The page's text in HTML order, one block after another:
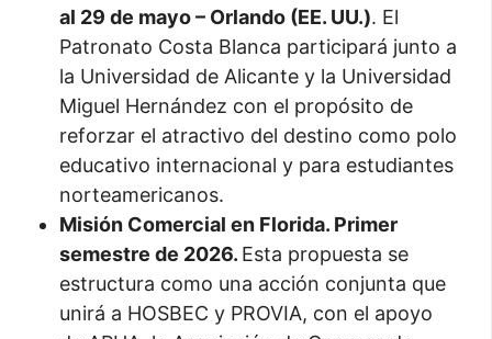
al 29 de mayo – Orlando (EE. UU.). El
Patronato Costa Blanca participará junto a
la Universidad de Alicante y la Universidad
Miguel Hernández con el propósito de
reforzar el atractivo del destino como polo
educativo internacional y para estudiantes
norteamericanos.
Misión Comercial en Florida. Primer
semestre de 2026. Esta propuesta se
estructura como una acción conjunta que
unirá a HOSBEC y PROVIA, con el apoyo